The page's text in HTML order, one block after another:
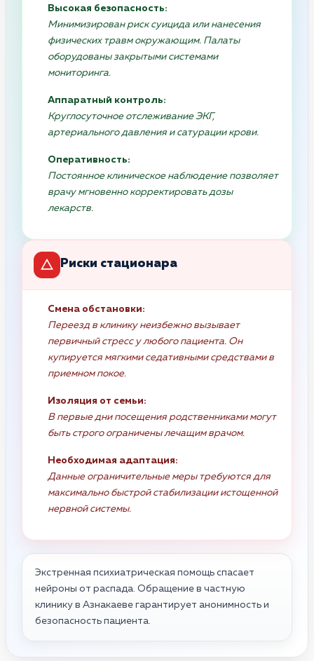
Высокая безопасность:
Минимизирован риск суицида или нанесения
физических травм окружающим. Палаты
оборудованы закрытыми системами
мониторинга.
Аппаратный контроль:
Круглосуточное отслеживание ЭКГ,
артериального давления и сатурации крови.
Оперативность:
Постоянное клиническое наблюдение позволяет
врачу мгновенно корректировать дозы
лекарств.
Риски стационара
Смена обстановки:
Переезд в клинику неизбежно вызывает
первичный стресс у любого пациента. Он
купируется мягкими седативными средствами в
приемном покое.
Изоляция от семьи:
В первые дни посещения родственниками могут
быть строго ограничены лечащим врачом.
Необходимая адаптация:
Данные ограничительные меры требуются для
максимально быстрой стабилизации истощенной
нервной системы.
Экстренная психиатрическая помощь спасает
нейроны от распада. Обращение в частную
клинику в Азнакаеве гарантирует анонимность и
безопасность пациента.